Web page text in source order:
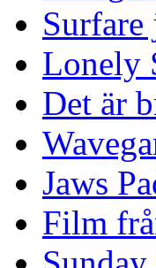
Lonely
Det är
Jaws
Film